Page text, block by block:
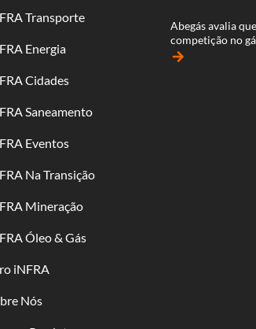
Transporte
Energia
Cidades
Saneamento
Eventos
Na Transição
Mineração
Óleo & Gás
iNFRA
Nós
Abegás avalia
competição no
arrow_forward